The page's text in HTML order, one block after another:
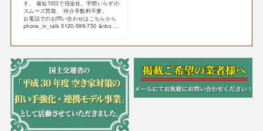
す。 最短10日で現金化、手間いらずの
スムーズ買取、 仲介手数料不要。
お電話でのお問い合わせはこちらから
phone_in_talk 0120-599-750 &nbs ...